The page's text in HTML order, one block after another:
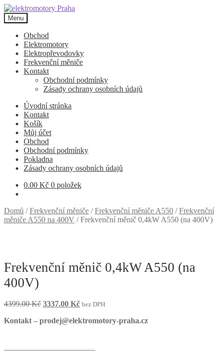
Přeskočit
na
navigaci
Přejít
k
obsahu
webu
Menu
Obchod
Elektromotory
Elektropřevodovky
Frekvenční měniče
Kontakt
Obchodní podmínky
Zásady ochrany osobních údajů
Úvodní stránka
Kontakt
Košík
Můj účet
Obchod
Obchodní podmínky
Pokladna
Zásady ochrany osobních údajů
0.00 Kč 0 položek
Domů /Frekvenční měniče /Frekvenční měniče A550 /Frekvenční
měniče A550 na 400V /Frekvenční měnič 0,4kW A550 (na 400V)
Frekvenční měnič 0,4kW A550 (na
400V)
4399.00Kč Původní
byla:
3337.00 KčAktuální
je:
bez DPH
Kontakt – prodej@elektromotory-praha.cz